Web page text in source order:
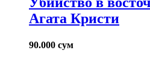
Агата Кристи
90.000 сум